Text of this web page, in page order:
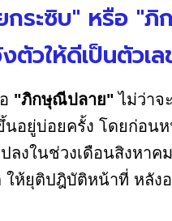
ระซิบ" หรือ "
ตัวให้ดีเป็นตัวเ
"ภิกษุณีปลาย" ไม่ว่าจ
นอยู่บ่อยครั้ง โดยก่อน
ลงในช่วงเดือนสิงหาค
ห้ยุติปฎิบัติหน้าที่ หลัง